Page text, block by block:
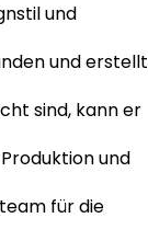
und
und erstellt
sind, kann er
und
für die